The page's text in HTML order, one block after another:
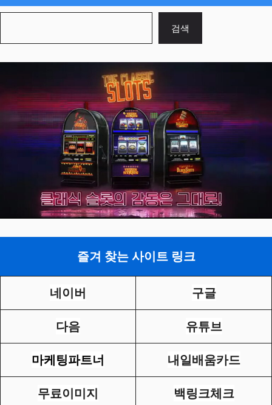
색
검색
즐겨 찾는 사이트 링크
네이버 구글
다음 유튜브
마케팅파트너 내일배움카드
무료이미지 백링크체크